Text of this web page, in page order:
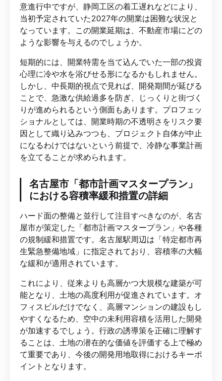
意進行中ですが、静岡工区の着工遅れなどにより、
当初予定されていた2027年の開業は困難な状況と
なっています。この開業延期は、不動産市場にどの
ような影響を与えるのでしょうか。
短期的には、開業特需を当て込んでいた一部の投資
心理に冷や水を浴びせる形になるかもしれません。
しかし、中長期的視点で見れば、開発期間が延びる
ことで、急激な供給過多を防ぎ、じっくりと街づく
りが進められるという側面もあります。プロフェッ
ショナルとしては、開業時期の不透明さをリスク要
因として織り込みつつも、プロジェクト自体が中止
になるわけではないという前提で、冷静な事業計画
を立てることが求められます。
名古屋市「都市計画マスタープラン」
における容積率緩和措置の詳細
ハード面の整備と並行して注目すべきなのが、名古
屋市が策定した「都市計画マスタープラン」や各種
の規制緩和措置です。名古屋駅周辺は「特定都市再
生緊急整備地域」に指定されており、容積率の大幅
な緩和が適用されています。
これにより、従来よりも高層かつ大規模な建築が可
能となり、土地の高度利用が促進されています。オ
フィスビルだけでなく、高層マンションの建設もし
やすくなるため、空中の未利用容積を活用した開発
が加速するでしょう。行政の誘導策を正確に理解す
ることは、土地の潜在的な価値を評価する上で極め
て重要であり、今後の開発用地取得におけるキーポ
イントとなります。